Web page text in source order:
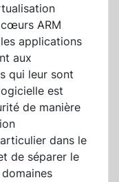
ARM
applications
aux
qui leur sont
est
de manière
dans le
de séparer le